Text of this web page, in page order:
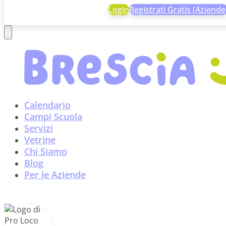
LoginRegistrati Gratis
Calendario
Campi Scuola
Servizi
Vetrine
Chi Siamo
Blog
Per le Aziende